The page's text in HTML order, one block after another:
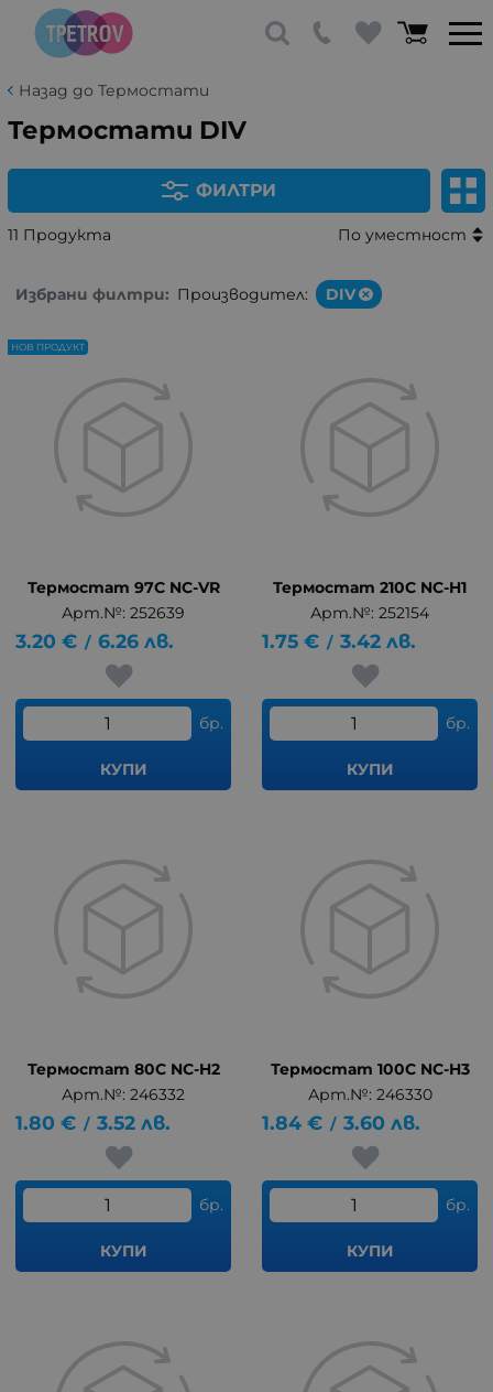
Назад до Термостати
Термостати DIV
ФИЛТРИ
11 Продукта По уместност
Избрани филтри: Производител: DIV
Термостат 97C NC-VR
Арт.№: 252639
3.20 € / 6.26 лв.
бр.
КУПИ
НОВ ПРОДУКТ
Термостат 210C NC-H1
Арт.№: 252154
1.75 € / 3.42 лв.
бр.
КУПИ
Термостат 80C NC-H2
Арт.№: 246332
1.80 € / 3.52 лв.
бр.
КУПИ
Термостат 100C NC-H3
Арт.№: 246330
1.84 € / 3.60 лв.
бр.
КУПИ